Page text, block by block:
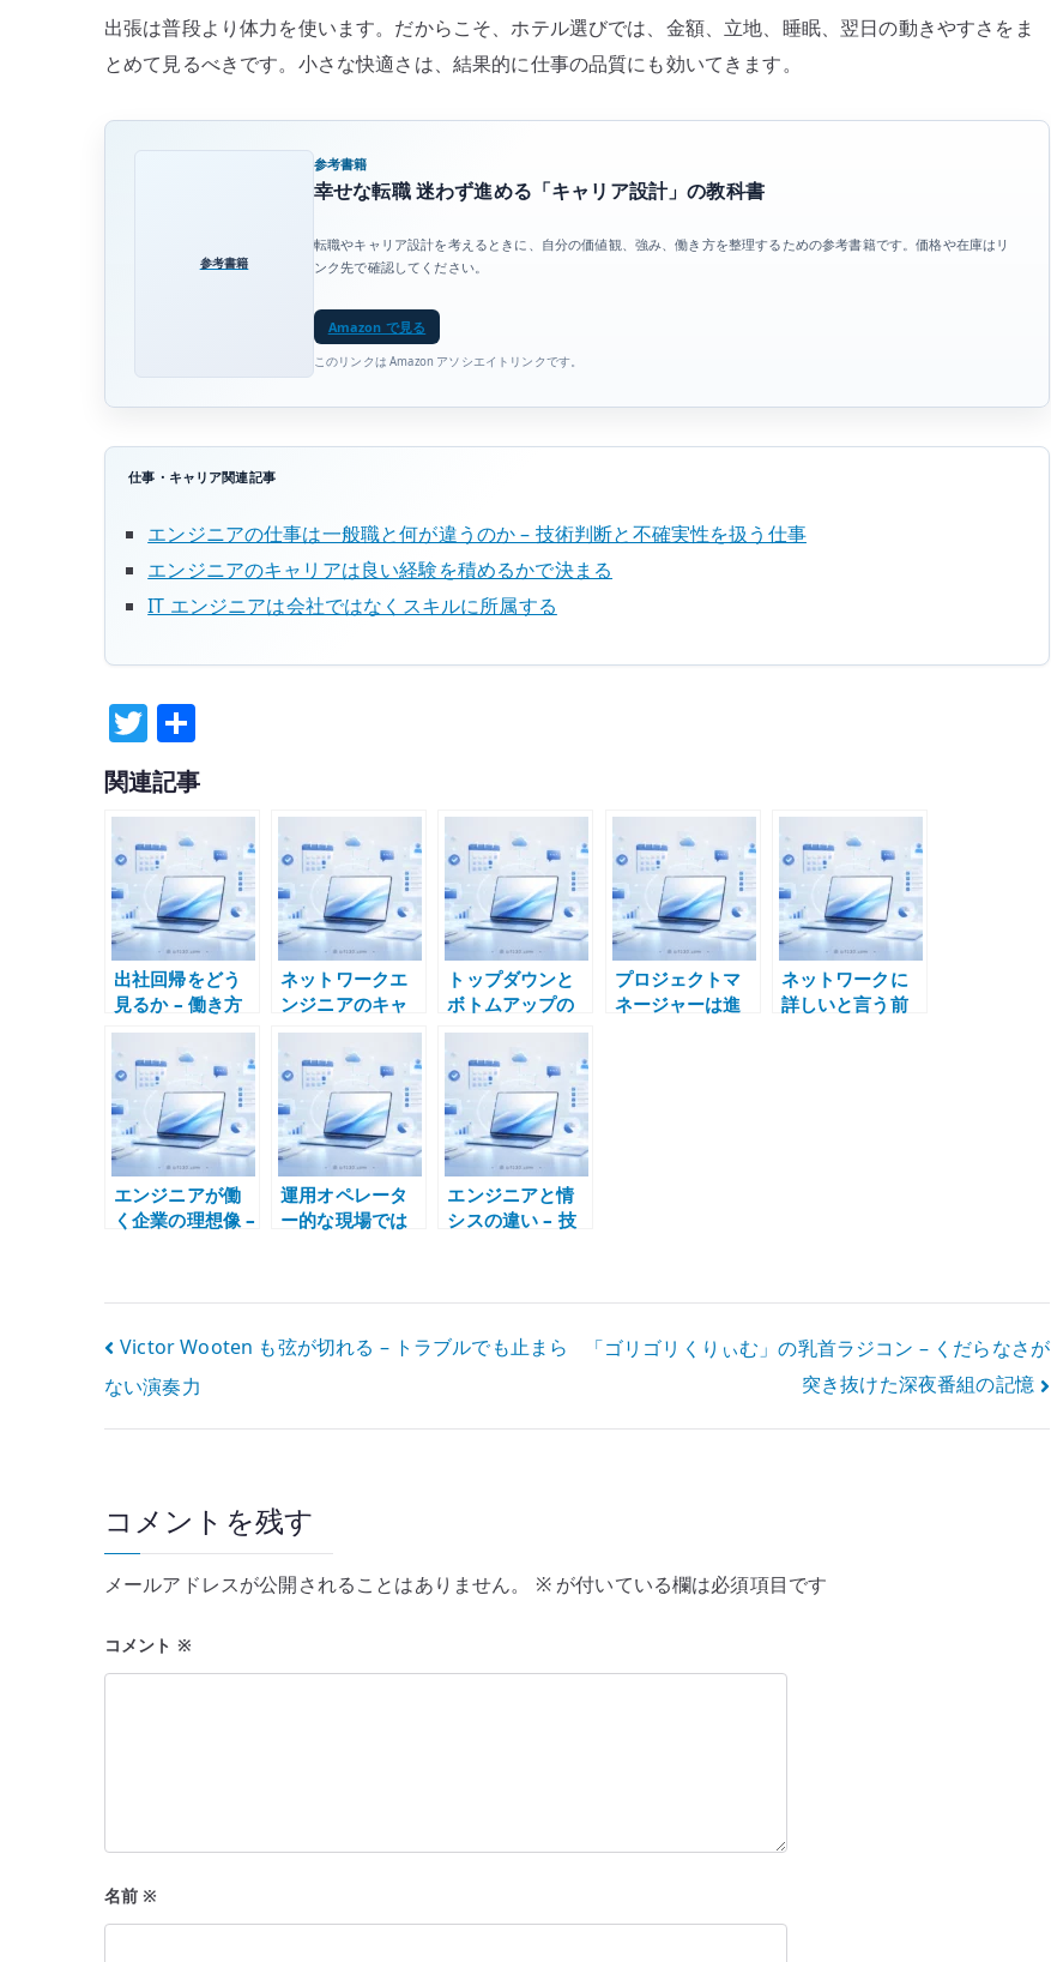
出張は普段より体力を使います。だからこそ、ホテル選びでは、金額、立地、睡眠、翌日の動きやすさをま
とめて見るべきです。小さな快適さは、結果的に仕事の品質にも効いてきます。
参考書籍
参考書籍
幸せな転職 迷わず進める「キャリア設計」の教科書
転職やキャリア設計を考えるときに、自分の価値観、強み、働き方を整理するための参考書籍です。価格や在庫はリ
ンク先で確認してください。
Amazon で見る
このリンクは Amazon アソシエイトリンクです。
仕事・キャリア関連記事
エンジニアの仕事は一般職と何が違うのか – 技術判断と不確実性を扱う仕事
エンジニアのキャリアは良い経験を積めるかで決まる
IT エンジニアは会社ではなくスキルに所属する
T
w
it
te
r
有
関連記事
出社回帰をどう
見るか – 働き方
を場所ではなく
成果と設計で考
える
ネットワークエ
ンジニアのキャ
リア – 設計と運
用経験をどう積
むか
トップダウンと
ボトムアップの
考え方 – 設計と
現場理解の両方
が必要になる理
由
プロジェクトマ
ネージャーは進
ネットワークに
詳しいと言う前
エンジニアが働
く企業の理想像 –
運用オペレータ
ー的な現場では
エンジニアと情
シスの違い – 技
投
稿
ゲ
ー
シ
Victor Wooten も弦が切れる – トラブルでも止まら
ない演奏力
「ゴリゴリくりぃむ」の乳首ラジコン – くだらなさが
突き抜けた深夜番組の記憶
コメントを残す
メールアドレスが公開されることはありません。 ※が付いている欄は必須項目です
コメント ※
名前※